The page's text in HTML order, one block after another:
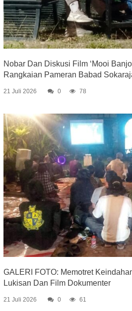
Nobar Dan Diskusi Film ‘Mooi
Rangkaian Pameran Babad
21 Juli 2026 0 78
GALERI FOTO: Memotret
Lukisan Dan Film Dokumenter
21 Juli 2026 0 61